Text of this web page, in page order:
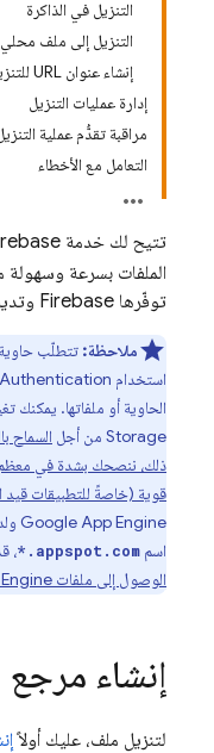
التنزيل في الذاكرة
التنزيل إلى ملف محلي
إنشاء عنوان URL للتنزيل
إدارة عمليات التنزيل
مراقبة تقدُّم عملية
التعامل مع الأخطاء
تتيح لك خدمة
الملفات بسرعة وسهولة
توفّرها Firebase وتديرها.
ملاحظة: تتطلّب حاوية
استخدام
الحاوية أو ملفاتها. يمكنك
Storage من أجل السماح
ذلك، ننصحك بشدة في معظم
قوية (خاصةً للتطبيقات قيد
GoogleApp Engine
اسم *.appspot.com،
الوصول إلى ملفات
إنشاء مرجع
لتنزيل ملف، عليك أولاً